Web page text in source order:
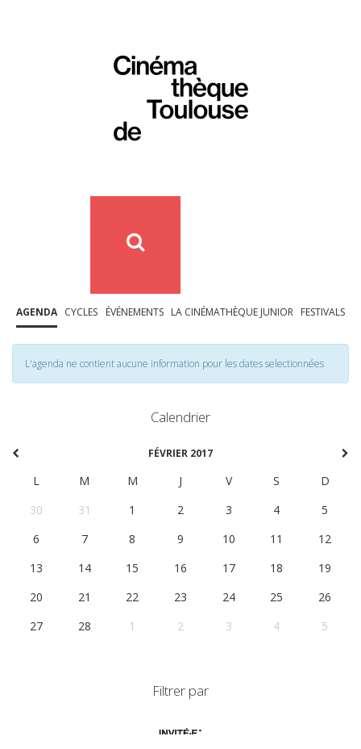
AGENDA CYCLES ÉVÉNEMENTS LA CINÉMATHÈQUE JUNIOR FESTIVALS
L'agenda ne contient aucune information pour les dates selectionnées
Calendrier
FÉVRIER 2017
L M M J V S
D
30
31 1 2 3 4
5
6
7 8 9 10 11
12
13
14 15 16 17 18
19
20
21 22 23 24 25
26
27
28 1 2 3 4 5
Filtrer par